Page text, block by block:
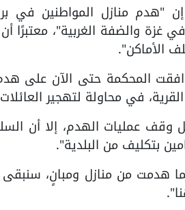
"هدم منازل المواطنين في
غزة والضفة الغربية"، معتبرًا
الأماكن".
في محاولة لتهجير
وقف عمليات الهدم، إلا أن
بتكليف من البلدية".
هدمت من منازل ومبانٍ،